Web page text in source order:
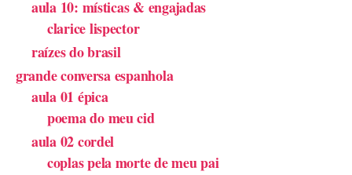
aula 10: místicas & engajadas
clarice lispector
raízes do brasil
grande conversa espanhola
aula 01 épica
poema do meu cid
aula 02 cordel
coplas pela morte de meu pai